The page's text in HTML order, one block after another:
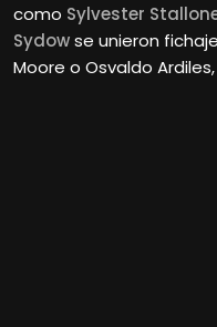
como Sylvester
Sydowse unieron
Moore o Osvaldo